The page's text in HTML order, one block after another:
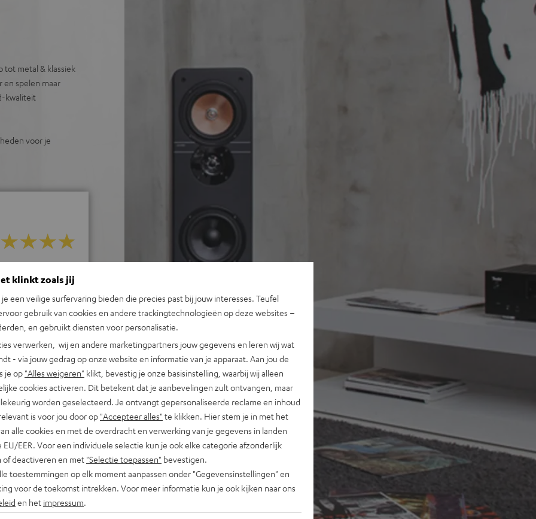
tot metal & klassiek
en spelen maar
kwaliteit
voor je
beoordelingen)
klinkt zoals jij
je een veilige surfervaring bieden die precies past bij jouw interesses. Teufel
gebruik van cookies en andere trackingtechnologieën op deze websites –
en gebruikt diensten voor personalisatie.
verwerken, wij en andere marketingpartners jouw gegevens en leren wij wat
- via jouw gedrag op onze website en informatie van je apparaat. Aan jou de
je op "Alles weigeren" klikt, bevestig je onze basisinstelling, waarbij wij alleen
cookies activeren. Dit betekent dat je aanbevelingen zult ontvangen, maar
worden geselecteerd. Je ontvangt gepersonaliseerde reclame en inhoud
is voor jou door op "Accepteer alles" te klikken. Hier stem je in met het
alle cookies en met de overdracht en verwerking van je gegevens in landen
EU/EER. Voor een individuele selectie kun je ook elke categorie afzonderlijk
of deactiveren en met "Selectie toepassen" bevestigen.
toestemmingen op elk moment aanpassen onder "Gegevensinstellingen" en
voor de toekomst intrekken. Voor meer informatie kun je ook kijken naar ons
en het impressum